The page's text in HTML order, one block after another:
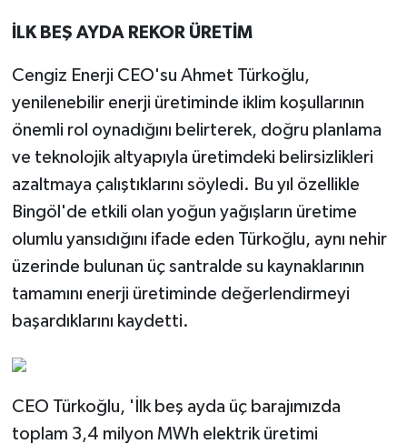
İLK BEŞ AYDA REKOR ÜRETİM
Cengiz Enerji CEO'su Ahmet Türkoğlu,
yenilenebilir enerji üretiminde iklim koşullarının
önemli rol oynadığını belirterek, doğru planlama
ve teknolojik altyapıyla üretimdeki belirsizlikleri
azaltmaya çalıştıklarını söyledi. Bu yıl özellikle
Bingöl'de etkili olan yoğun yağışların üretime
olumlu yansıdığını ifade eden Türkoğlu, aynı nehir
üzerinde bulunan üç santralde su kaynaklarının
tamamını enerji üretiminde değerlendirmeyi
başardıklarını kaydetti.
CEO Türkoğlu, 'İlk beş ayda üç barajımızda
toplam 3,4 milyon MWh elektrik üretimi